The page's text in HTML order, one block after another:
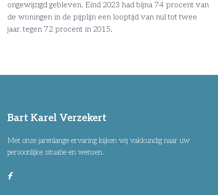
ongewijzigd gebleven. Eind 2023 had bijna 74 procent van
de woningen in de pijplijn een looptijd van nul tot twee
jaar, tegen 72 procent in 2015.
Bart Karel Verzekert
Met onze jarenlange ervaring kijken wij vakkundig naar uw
persoonlijke situatie en wensen.